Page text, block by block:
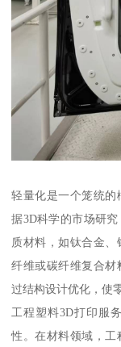
轻量化是一个笼统的
据3D科学的市场研
质材料，如钛合金
纤维或碳纤维复合材
过结构设计优化，使
工程塑料3D打印服
性。在材料领域，工